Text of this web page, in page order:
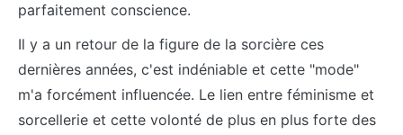
parfaitement conscience.
Il y a un retour de la figure de la sorcière ces
dernières années, c'est indéniable et cette "mode"
m'a forcément influencée. Le lien entre féminisme et
sorcellerie et cette volonté de plus en plus forte des